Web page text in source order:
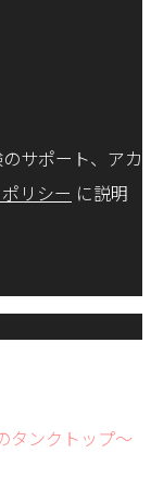
サポート、アカ
リシー に説明
タンクトップ〜